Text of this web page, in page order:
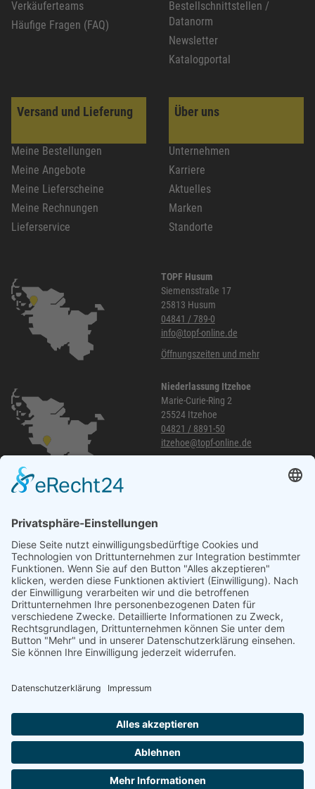
Verkäuferteams
Häufige Fragen (FAQ)
Bestellschnittstellen /
Datanorm
Newsletter
Katalogportal
Versand und Lieferung
Meine Bestellungen
Meine Angebote
Meine Lieferscheine
Meine Rechnungen
Lieferservice
Über uns
Unternehmen
Karriere
Aktuelles
Marken
Standorte
TOPF Husum
Siemensstraße 17
25813 Husum
04841 / 789-0
info@topf-online.de
Öffnungszeiten und mehr
Niederlassung Itzehoe
Marie-Curie-Ring 2
25524 Itzehoe
04821 / 8891-50
itzehoe@topf-online.de
040 / 21 04 04 04-04
glinde@topf-online.de
Öffnungszeiten und mehr
Desktop-Version